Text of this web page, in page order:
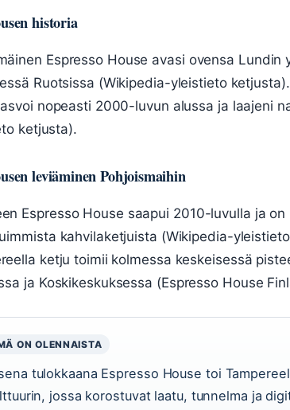
historia
Espresso House avasi ovensa Lundin
Ruotsissa (Wikipedia-yleistieto ketjusta).
nopeasti 2000-luvun alussa ja laajeni
ketjusta).
leviäminen Pohjoismaihin
Espresso House saapui 2010-luvulla ja on
kahvilaketjuista (Wikipedia-
ketju toimii kolmessa keskeisessä
ja Koskikeskuksessa (Espresso House
ON OLENNAISTA
tulokkaana Espresso House toi
jossa korostuvat laatu, tunnelma ja